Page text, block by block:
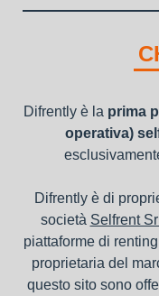
della
nel bilancio, poiché i
canoni di
Difrently è la prima
operativa)
Difrently è di
società Selfrent Srl
piattaforme di
proprietaria del
questo sito sono